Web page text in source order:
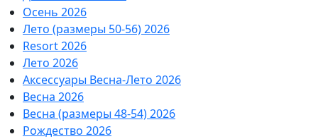
Осень 2026
Лето (размеры 50-56) 2026
Resort 2026
Лето 2026
Аксессуары Весна-Лето 2026
Весна 2026
Весна (размеры 48-54) 2026
Рождество 2026